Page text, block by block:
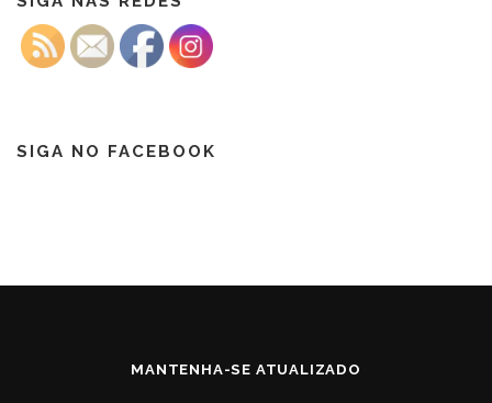
SIGA NO FACEBOOK
MANTENHA-SE ATUALIZADO